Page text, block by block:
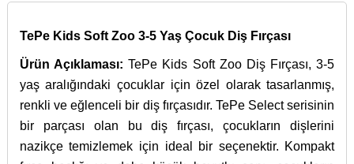
TePe Kids Soft Zoo 3-5 Yaş Çocuk Diş Fırçası
Ürün Açıklaması: TePe Kids Soft Zoo Diş Fırçası, 3-5
yaş aralığındaki çocuklar için özel olarak tasarlanmış,
renkli ve eğlenceli bir diş fırçasıdır. TePe Select serisinin
bir parçası olan bu diş fırçası, çocukların dişlerini
nazikçe temizlemek için ideal bir seçenektir. Kompakt